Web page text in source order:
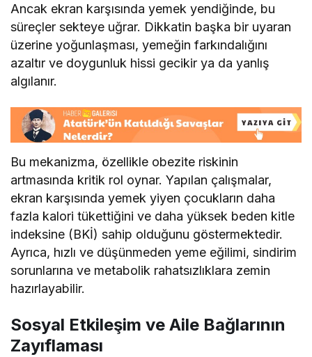
Ancak ekran karşısında yemek yendiğinde, bu
süreçler sekteye uğrar. Dikkatin başka bir uyaran
üzerine yoğunlaşması, yemeğin farkındalığını
azaltır ve doygunluk hissi gecikir ya da yanlış
algılanır.
Bu mekanizma, özellikle obezite riskinin
artmasında kritik rol oynar. Yapılan çalışmalar,
ekran karşısında yemek yiyen çocukların daha
fazla kalori tükettiğini ve daha yüksek beden kitle
indeksine (BKİ) sahip olduğunu göstermektedir.
Ayrıca, hızlı ve düşünmeden yeme eğilimi, sindirim
sorunlarına ve metabolik rahatsızlıklara zemin
hazırlayabilir.
Sosyal Etkileşim ve Aile Bağlarının
Zayıflaması